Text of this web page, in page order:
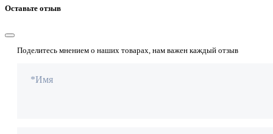
Оставьте отзыв
Поделитесь мнением о наших товарах, нам важен каждый отзыв
*Имя